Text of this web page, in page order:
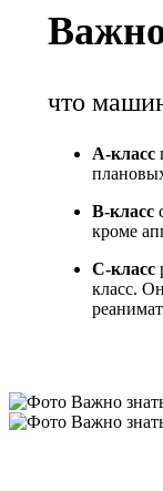
что
А-класс
В-класс
кроме
С-класс
класс.